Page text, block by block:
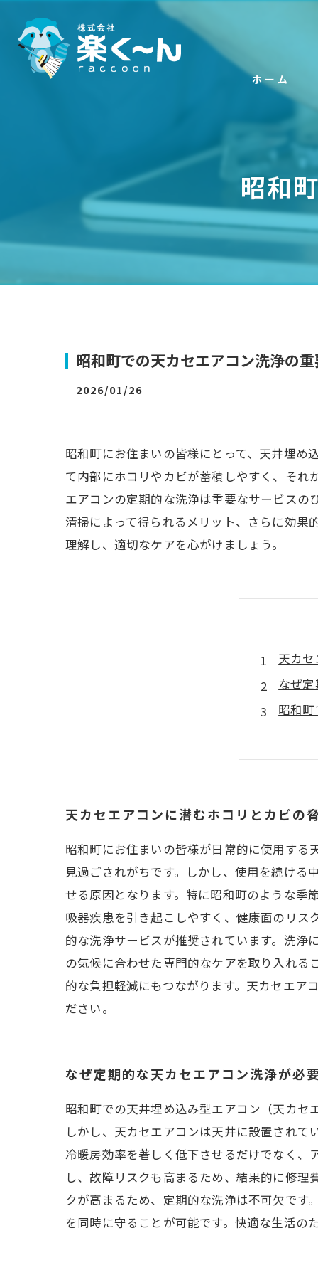
ホーム
昭和
昭和町での天カセエアコン洗浄の
2026/01/26
昭和町にお住まいの皆様にとって、天井埋め
て内部にホコリやカビが蓄積しやすく、そ
エアコンの定期的な洗浄は重要なサービス
清掃によって得られるメリット、さらに効
理解し、適切なケアを心がけましょう。
天カ
なぜ
昭和
今す
天カセエアコンに潜むホコリとカビの
昭和町にお住まいの皆様が日常的に使用す
見過ごされがちです。しかし、使用を続け
せる原因となります。特に昭和町のような季
吸器疾患を引き起こしやすく、健康面のリ
的な洗浄サービスが推奨されています。洗浄
の気候に合わせた専門的なケアを取り入れ
的な負担軽減にもつながります。天カセエア
ださい。
なぜ定期的な天カセエアコン洗浄が必
昭和町での天井埋め込み型エアコン（天カ
しかし、天カセエアコンは天井に設置され
冷暖房効率を著しく低下させるだけでなく、
し、故障リスクも高まるため、結果的に修
クが高まるため、定期的な洗浄は不可欠で
を同時に守ることが可能です。快適な生活の